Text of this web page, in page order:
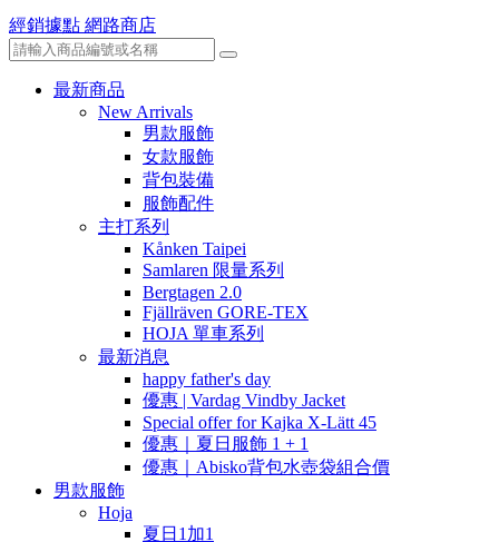
經銷據點 網路商店
最新商品
New Arrivals
男款服飾
女款服飾
背包裝備
服飾配件
主打系列
Kånken Taipei
Samlaren 限量系列
Bergtagen 2.0
Fjällräven GORE-TEX
HOJA 單車系列
最新消息
happy father's day
優惠 | Vardag Vindby Jacket
Special offer for Kajka X-Lätt 45
優惠｜夏日服飾 1 + 1
優惠｜Abisko背包水壺袋組合價
男款服飾
Hoja
夏日1加1